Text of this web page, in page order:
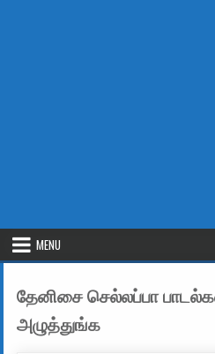
MENU
தேனிசை செல்லப்பா
அழுத்துங்க